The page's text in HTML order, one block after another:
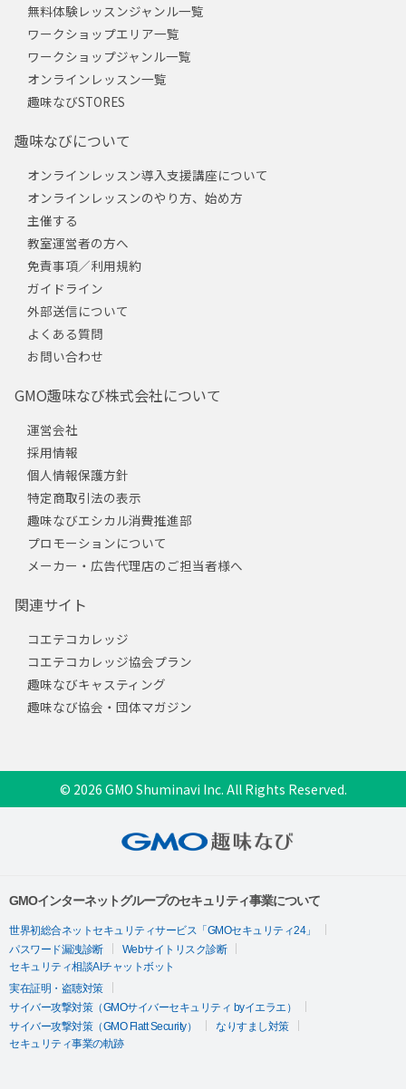
無料体験レッスンジャンル一覧
ワークショップエリア一覧
ワークショップジャンル一覧
オンラインレッスン一覧
趣味なびSTORES
趣味なびについて
オンラインレッスン導入支援講座について
オンラインレッスンのやり方、始め方
主催する
教室運営者の方へ
免責事項／利用規約
ガイドライン
外部送信について
よくある質問
お問い合わせ
GMO趣味なび株式会社について
運営会社
採用情報
個人情報保護方針
特定商取引法の表示
趣味なびエシカル消費推進部
プロモーションについて
メーカー・広告代理店のご担当者様へ
関連サイト
コエテコカレッジ
コエテコカレッジ協会プラン
趣味なびキャスティング
趣味なび協会・団体マガジン
© 2026 GMO Shuminavi Inc. All Rights Reserved.